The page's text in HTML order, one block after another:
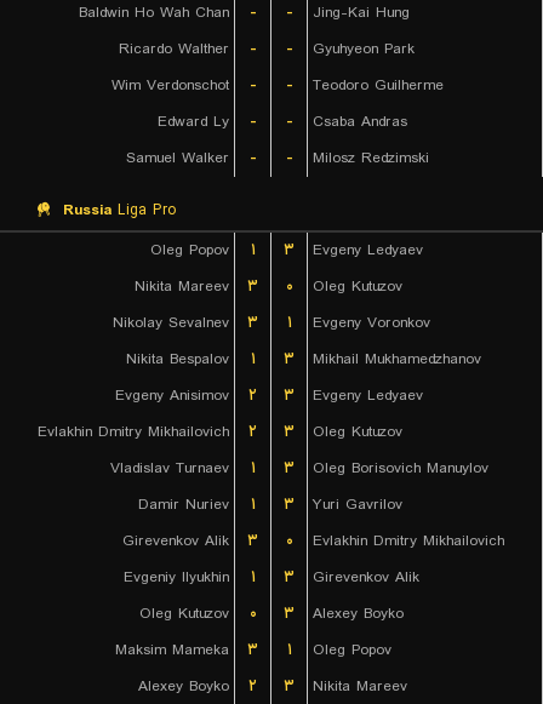
Baldwin Ho Wah Chan
- -
Jing-Kai Hung
Ricardo Walther
- -
Gyuhyeon Park
Wim Verdonschot
- -
Teodoro Guilherme
Edward Ly
- -
Csaba Andras
Samuel Walker
- - Milosz Redzimski
Russia Liga Pro
Oleg Popov
۱ ۳
Evgeny Ledyaev
Nikita Mareev
۳ ۰
Oleg Kutuzov
Nikolay Sevalnev
۳ ۱
Evgeny Voronkov
Nikita Bespalov
۱ ۳
Mikhail Mukhamedzhanov
Evgeny Anisimov
۲ ۳
Evgeny Ledyaev
Evlakhin Dmitry Mikhailovich
۲ ۳
Oleg Kutuzov
Vladislav Turnaev
۱ ۳
Oleg Borisovich Manuylov
Damir Nuriev
۱ ۳
Yuri Gavrilov
Girevenkov Alik
۳ ۰
Evlakhin Dmitry Mikhailovich
Evgeniy Ilyukhin
۱ ۳
Girevenkov Alik
Oleg Kutuzov
۰ ۳
Alexey Boyko
Maksim Mameka
۳ ۱
Oleg Popov
Alexey Boyko
۲ ۳
Nikita Mareev